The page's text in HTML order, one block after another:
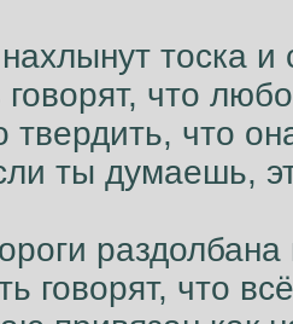
тоска и
говорят, что
твердить, что
ты думаешь,
раздолбана
говорят, что